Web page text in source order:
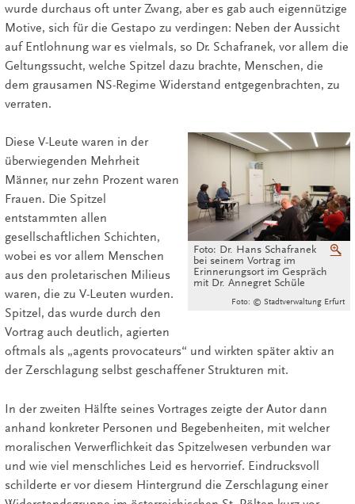
wurde durchaus oft unter Zwang, aber es gab auch eigennützige
Motive, sich für die Gestapo zu verdingen: Neben der Aussicht
auf Entlohnung war es vielmals, so Dr. Schafranek, vor allem die
Geltungssucht, welche Spitzel dazu brachte, Menschen, die
dem grausamen NS-Regime Widerstand entgegenbrachten, zu
verraten.
Foto: Dr. Hans Schafranek
bei seinem Vortrag im
Erinnerungsort im Gespräch
mit Dr. Annegret Schüle
Foto: © Stadtverwaltung Erfurt
Diese V-Leute waren in der
überwiegenden Mehrheit
Männer, nur zehn Prozent waren
Frauen. Die Spitzel
entstammten allen
gesellschaftlichen Schichten,
wobei es vor allem Menschen
aus den proletarischen Milieus
waren, die zu V-Leuten wurden.
Spitzel, das wurde durch den
Vortrag auch deutlich, agierten
oftmals als „agents provocateurs“ und wirkten später aktiv an
der Zerschlagung selbst geschaffener Strukturen mit.
In der zweiten Hälfte seines Vortrages zeigte der Autor dann
anhand konkreter Personen und Begebenheiten, mit welcher
moralischen Verwerflichkeit das Spitzelwesen verbunden war
und wie viel menschliches Leid es hervorrief. Eindrucksvoll
schilderte er vor diesem Hintergrund die Zerschlagung einer